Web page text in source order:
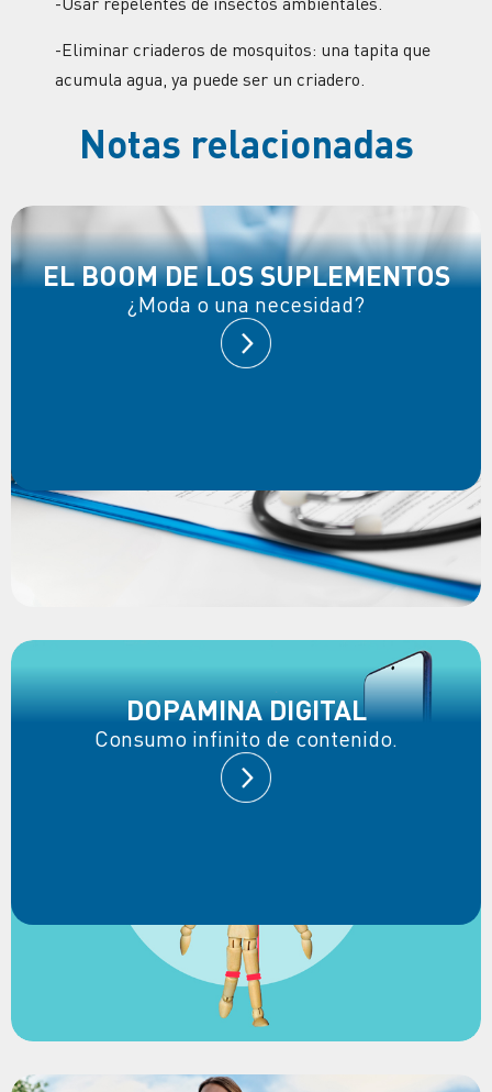
-Eliminar criaderos de mosquitos: una tapita que
acumula agua, ya puede ser un criadero.
Notas relacionadas
EL BOOM DE LOS SUPLEMENTOS
¿Moda o una necesidad?
DOPAMINA DIGITAL
Consumo infinito de contenido.